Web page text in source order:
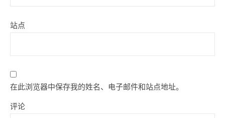
站点
在此浏览器中保存我的姓名、电子邮件和站点地址。
评论